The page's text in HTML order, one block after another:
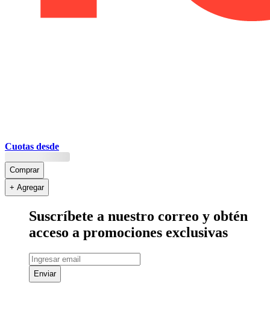
Cuotas desde
Comprar
+ Agregar
Suscríbete a nuestro correo y obtén
acceso a promociones exclusivas
Enviar